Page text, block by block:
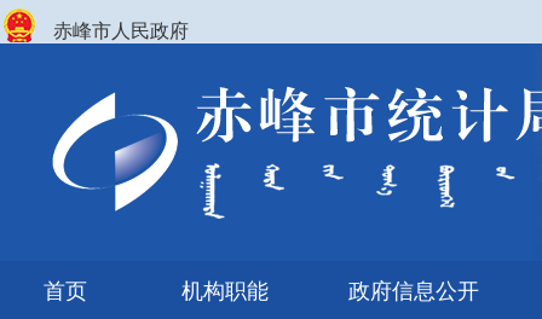
赤峰市人民政府
首页 机构职能 政府信息公开